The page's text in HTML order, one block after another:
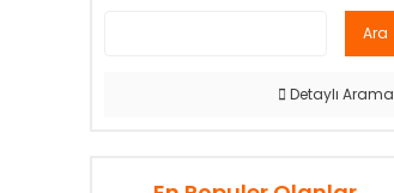
Ara
Detaylı Arama